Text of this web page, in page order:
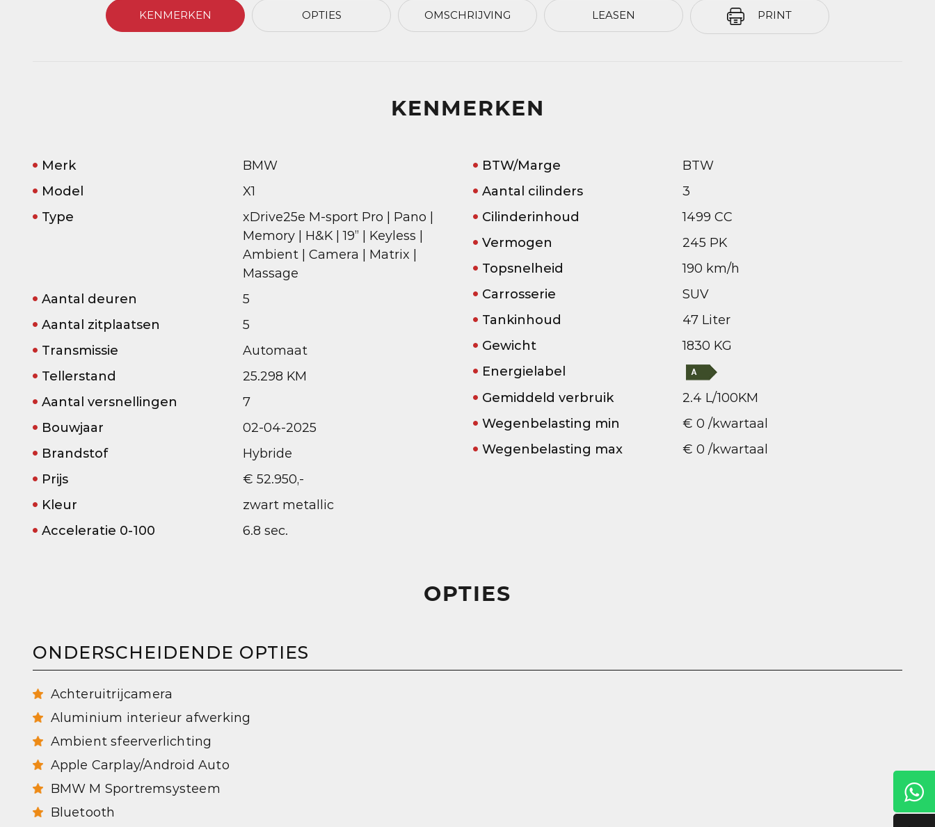
KENMERKEN OPTIES OMSCHRIJVING LEASEN PRINT
KENMERKEN
Merk
BMW
Model
X1
Type
xDrive25e M-sport Pro | Pano |
Memory | H&K | 19” | Keyless |
Ambient | Camera | Matrix |
Massage
Aantal deuren
5
Aantal zitplaatsen
5
Transmissie
Automaat
Tellerstand
25.298 KM
Aantal versnellingen
7
Bouwjaar
02-04-2025
Brandstof
Hybride
Prijs
€ 52.950,-
Kleur
zwart metallic
Acceleratie 0-100
6.8 sec.
BTW/Marge
BTW
Aantal cilinders
3
Cilinderinhoud
1499 CC
Vermogen
245 PK
Topsnelheid
190 km/h
Carrosserie
SUV
Tankinhoud
47 Liter
Gewicht
1830 KG
Energielabel
Gemiddeld verbruik
2.4 L/100KM
Wegenbelasting min
€ 0 /kwartaal
Wegenbelasting max
€ 0 /kwartaal
OPTIES
ONDERSCHEIDENDE OPTIES
Achteruitrijcamera
Aluminium interieur afwerking
Ambient sfeerverlichting
Apple Carplay/Android Auto
BMW M Sportremsysteem
Bluetooth